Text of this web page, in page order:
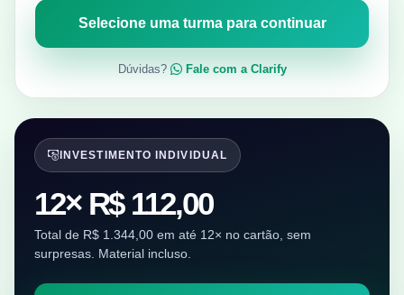
Selecione uma turma para continuar
Dúvidas? Fale com a Clarify
INVESTIMENTO INDIVIDUAL
12× R$ 112,00
Total de R$ 1.344,00 em até 12× no cartão, sem
surpresas. Material incluso.